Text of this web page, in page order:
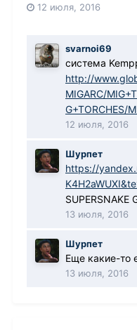
12 июля, 2016
svarnoi69
система
http://
MIGARC/
G+TORCHES/
12 июля, 2016
Шурпет
https://
SUPERSNAKE
13 июля, 2016
Шурпет
Еще какие-то
13 июля, 2016